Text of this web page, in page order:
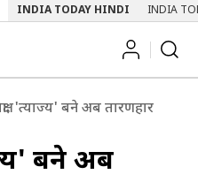
INDIA TODAY HINDI INDIA
'त्याज्‍य' बने अब तारणहार
बने अब